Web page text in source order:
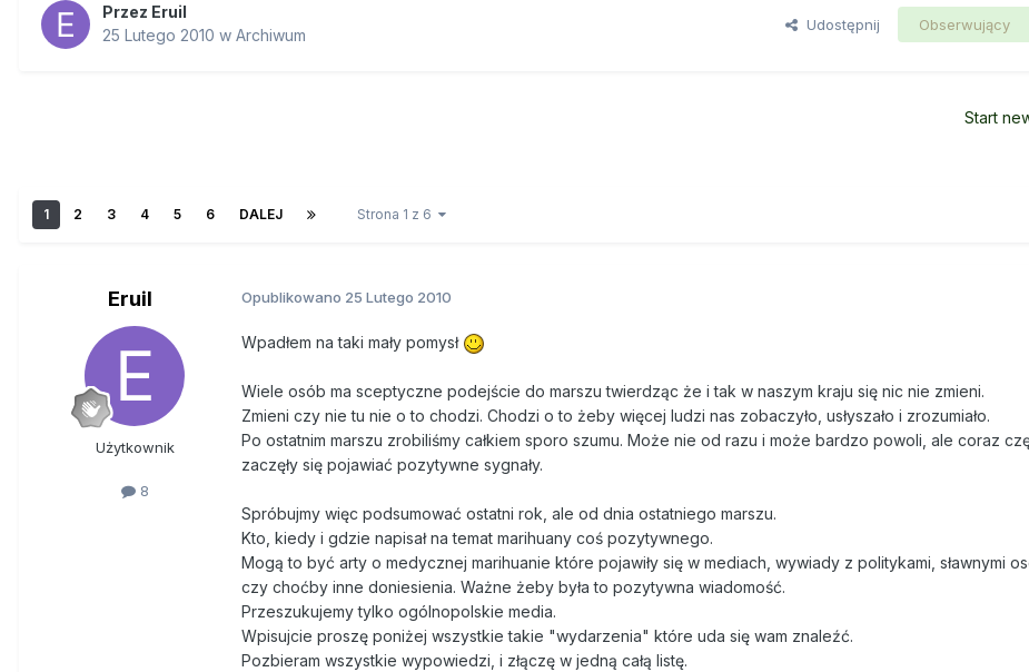
Przez Eruil
25 Lutego 2010 w Archiwum
Udostępnij Obserwujący
Start
1 2 3 4 5 6 DALEJ Strona 1 z 6
Eruil
Użytkownik
8
Opublikowano 25 Lutego 2010
Wpadłem na taki mały pomysł
Wiele osób ma sceptyczne podejście do marszu twierdząc że i tak w naszym kraju się nic nie zmieni.
Zmieni czy nie tu nie o to chodzi. Chodzi o to żeby więcej ludzi nas zobaczyło, usłyszało i zrozumiało.
Po ostatnim marszu zrobiliśmy całkiem sporo szumu. Może nie od razu i może bardzo powoli, ale coraz
zaczęły się pojawiać pozytywne sygnały.
Spróbujmy więc podsumować ostatni rok, ale od dnia ostatniego marszu.
Kto, kiedy i gdzie napisał na temat marihuany coś pozytywnego.
Mogą to być arty o medycznej marihuanie które pojawiły się w mediach, wywiady z politykami, sławnymi
czy choćby inne doniesienia. Ważne żeby była to pozytywna wiadomość.
Przeszukujemy tylko ogólnopolskie media.
Wpisujcie proszę poniżej wszystkie takie "wydarzenia" które uda się wam znaleźć.
Pozbieram wszystkie wypowiedzi, i złączę w jedną całą listę.